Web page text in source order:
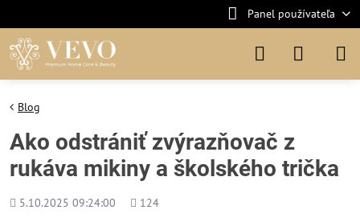
Panel používateľa
Blog
Ako odstrániť zvýrazňovač z
rukáva mikiny a školského trička
Pridané
5.10.2025 09:24:00
Počet
124